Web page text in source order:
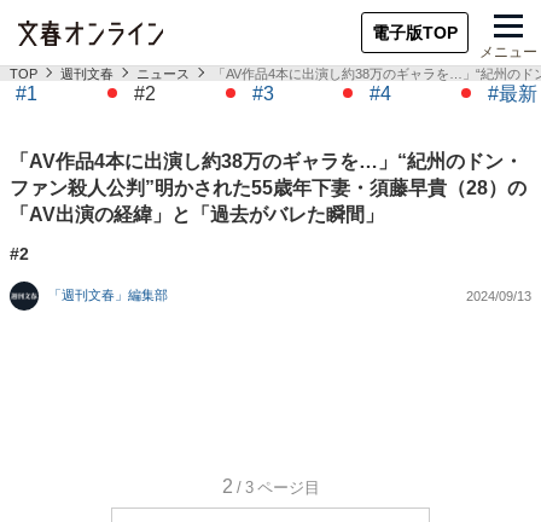
電子版TOP
メニュー
TOP 週刊文春 ニュース 「AV作品4本に出演し約38万のギャラを…」“紀州の
#1 #2 #3 #4 #最新
「AV作品4本に出演し約38万のギャラを…」“紀州のドン・
ファン殺人公判”明かされた55歳年下妻・須藤早貴（28）の
「AV出演の経緯」と「過去がバレた瞬間」
#2
「週刊文春」編集部 2024/09/13
2 /3 ページ目